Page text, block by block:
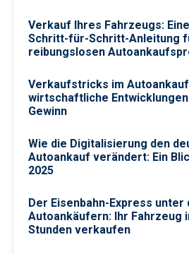
Verkauf Ihres Fahrzeugs:
Schritt-für-Schritt-Anleitung
reibungslosen
Verkaufstricks im
wirtschaftliche
Gewinn
Wie die Digitalisierung den
Autoankauf verändert: Ein
2025
Der Eisenbahn-Express unter
Autoankäufern: Ihr Fahrzeug
Stunden verkaufen